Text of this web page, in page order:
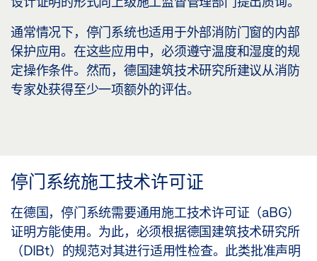
通常情况下，停门系统也适用于外部消防门窗的内部
保护应用。在这些应用中，必须遵守温度和湿度的规
定操作条件。然而，德国建筑技术研究所建议从消防
专家处获得至少一项额外的评估。
停门系统施工技术许可证
在德国，停门系统需要通用施工技术许可证（aBG）
证明方能使用。为此，必须根据德国建筑技术研究所
（DIBt）的规范对其进行适用性检查。此类批准声明